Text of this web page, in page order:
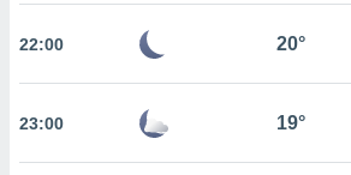
traten tus
interés
a lo que
su
22:00 20°
23:00 19°